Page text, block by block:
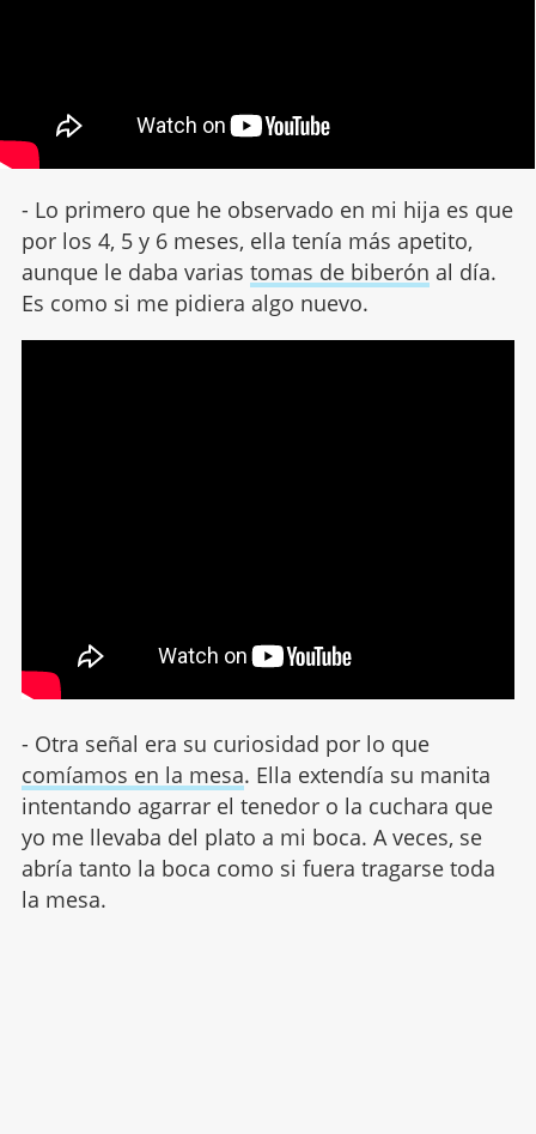
- Lo primero que he observado en mi hija es que
por los 4, 5 y 6 meses, ella tenía más apetito,
aunque le daba varias tomas de biberón al día.
Es como si me pidiera algo nuevo.
- Otra señal era su curiosidad por lo que
comíamos en la mesa. Ella extendía su manita
intentando agarrar el tenedor o la cuchara que
yo me llevaba del plato a mi boca. A veces, se
abría tanto la boca como si fuera tragarse toda
la mesa.